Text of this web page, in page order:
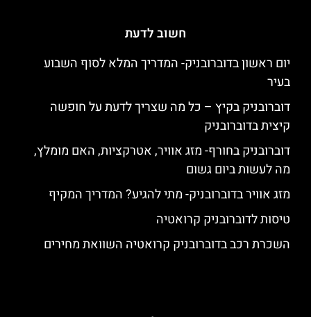
חשוב לדעת
יום ראשון בדוברובניק- המדריך המלא לסוף השבוע
בעיר
דוברובניק בקיץ – כל מה שצריך לדעת על חופשה
קיצית בדוברובניק
דוברובניק בחורף- מזג אוויר, אטרקציות, האם מומלץ,
מה לעשות ביום גשום
מזג אוויר בדוברובניק- מתי להגיע? המדריך המקיף
טיסות לדוברובניק קרואטיה
השכרת רכב בדוברובניק קרואטיה השוואת מחירים